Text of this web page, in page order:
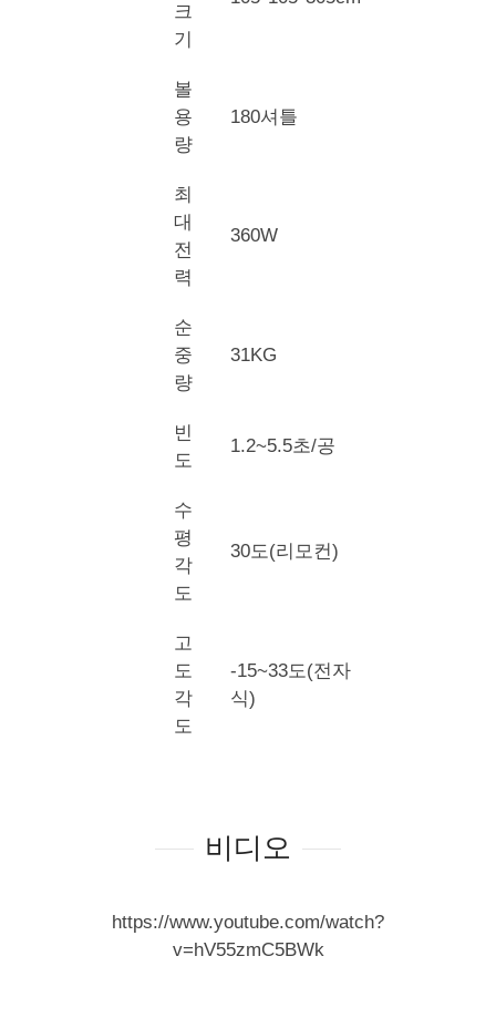
크
기
볼
용
량
180셔틀
최
대
전
력
360W
순
중
량
31KG
빈
도
1.2~5.5초/공
수
평
각
도
30도(리모컨)
고
도
각
도
-15~33도(전자
식)
비디오
https://www.youtube.com/watch?
v=hV55zmC5BWk